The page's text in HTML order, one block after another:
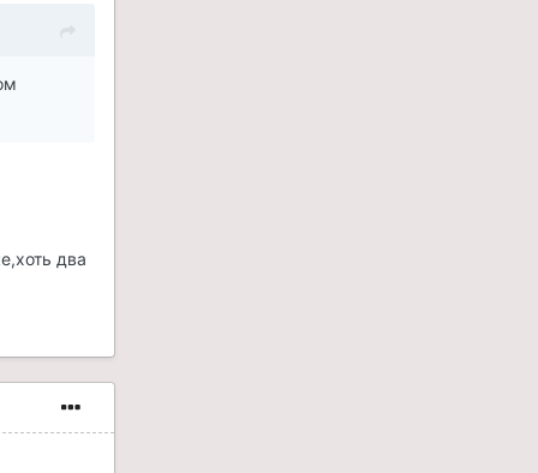
два